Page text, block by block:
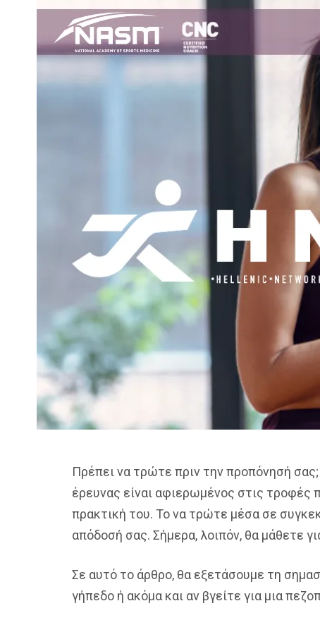
Πρέπει να τρώτε πριν την προπόνησή
έρευνας είναι αφιερωμένος στις
πρακτική του. Το να τρώτε μέσα σε
απόδοσή σας. Σήμερα, λοιπόν, θα μάθετε
Σε αυτό το άρθρο, θα εξετάσουμε τη
γήπεδο ή ακόμα και αν βγείτε για μια